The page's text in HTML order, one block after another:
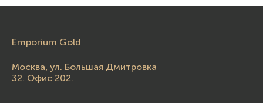
Emporium Gold
Москва, ул. Большая Дмитровка
32. Офис 202.